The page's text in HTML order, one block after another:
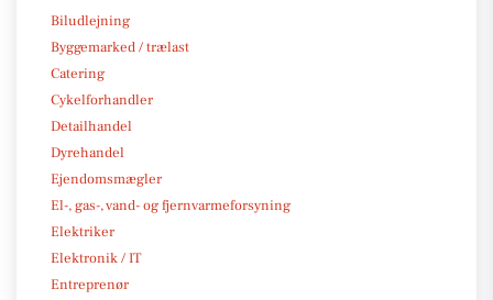
Biludlejning
Byggemarked / trælast
Catering
Cykelforhandler
Detailhandel
Dyrehandel
Ejendomsmægler
El-, gas-, vand- og fjernvarmeforsyning
Elektriker
Elektronik / IT
Entreprenør